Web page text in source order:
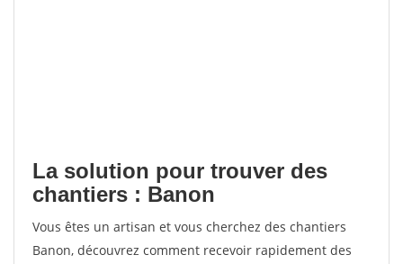
La solution pour trouver des
chantiers : Banon
Vous êtes un artisan et vous cherchez des chantiers
Banon, découvrez comment recevoir rapidement des